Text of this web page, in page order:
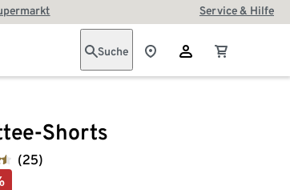
Service & Hilfe
Suche
Shorts
(25)